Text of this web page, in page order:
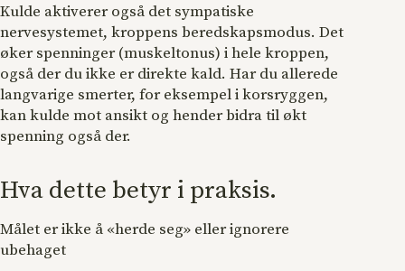
Kulde aktiverer også det sympatiske
nervesystemet, kroppens beredskapsmodus. Det
øker spenninger (muskeltonus) i hele kroppen,
også der du ikke er direkte kald. Har du allerede
langvarige smerter, for eksempel i korsryggen,
kan kulde mot ansikt og hender bidra til økt
spenning også der.
Hva dette betyr i praksis.
Målet er ikke å «herde seg» eller ignorere
ubehaget